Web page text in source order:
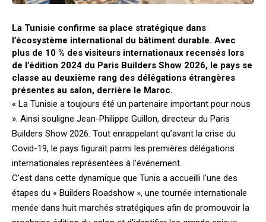
La Tunisie confirme sa place stratégique dans
l’écosystème international du bâtiment durable. Avec
plus de 10 % des visiteurs internationaux recensés lors
de l’édition 2024 du Paris Builders Show 2026, le pays se
classe au deuxième rang des délégations étrangères
présentes au salon, derrière le Maroc.
« La Tunisie a toujours été un partenaire important pour nous
». Ainsi souligne Jean-Philippe Guillon, directeur du Paris
Builders Show 2026. Tout enrappelant qu’avant la crise du
Covid-19, le pays figurait parmi les premières délégations
internationales représentées à l’événement.
C’est dans cette dynamique que Tunis a accueilli l’une des
étapes du « Builders Roadshow », une tournée internationale
menée dans huit marchés stratégiques afin de promouvoir la